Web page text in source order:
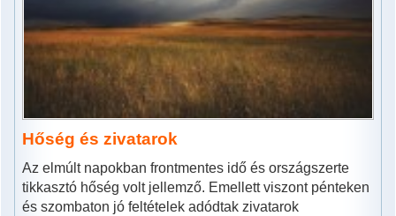
Hőség és zivatarok
Az elmúlt napokban frontmentes idő és országszerte
tikkasztó hőség volt jellemző. Emellett viszont pénteken
és szombaton jó feltételek adódtak zivatarok